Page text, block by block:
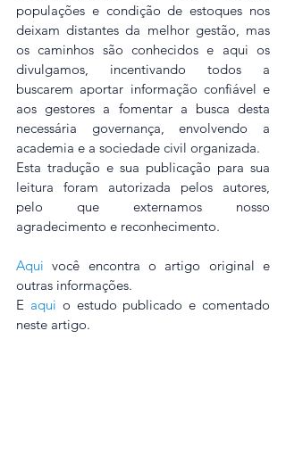
populações e condição de estoques nos
deixam distantes da melhor gestão, mas
os caminhos são conhecidos e aqui os
divulgamos, incentivando todos a
buscarem aportar informação confiável e
aos gestores a fomentar a busca desta
necessária governança, envolvendo a
academia e a sociedade civil organizada.
Esta tradução e sua publicação para sua
leitura foram autorizada pelos autores,
pelo que externamos nosso
agradecimento e reconhecimento.
Aqui você encontra o artigo original e
outras informações.
E aqui o estudo publicado e comentado
neste artigo.